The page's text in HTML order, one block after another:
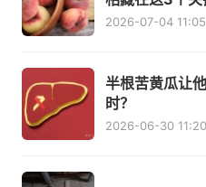
2026-07-04
半根苦黄瓜让
时？
2026-06-30